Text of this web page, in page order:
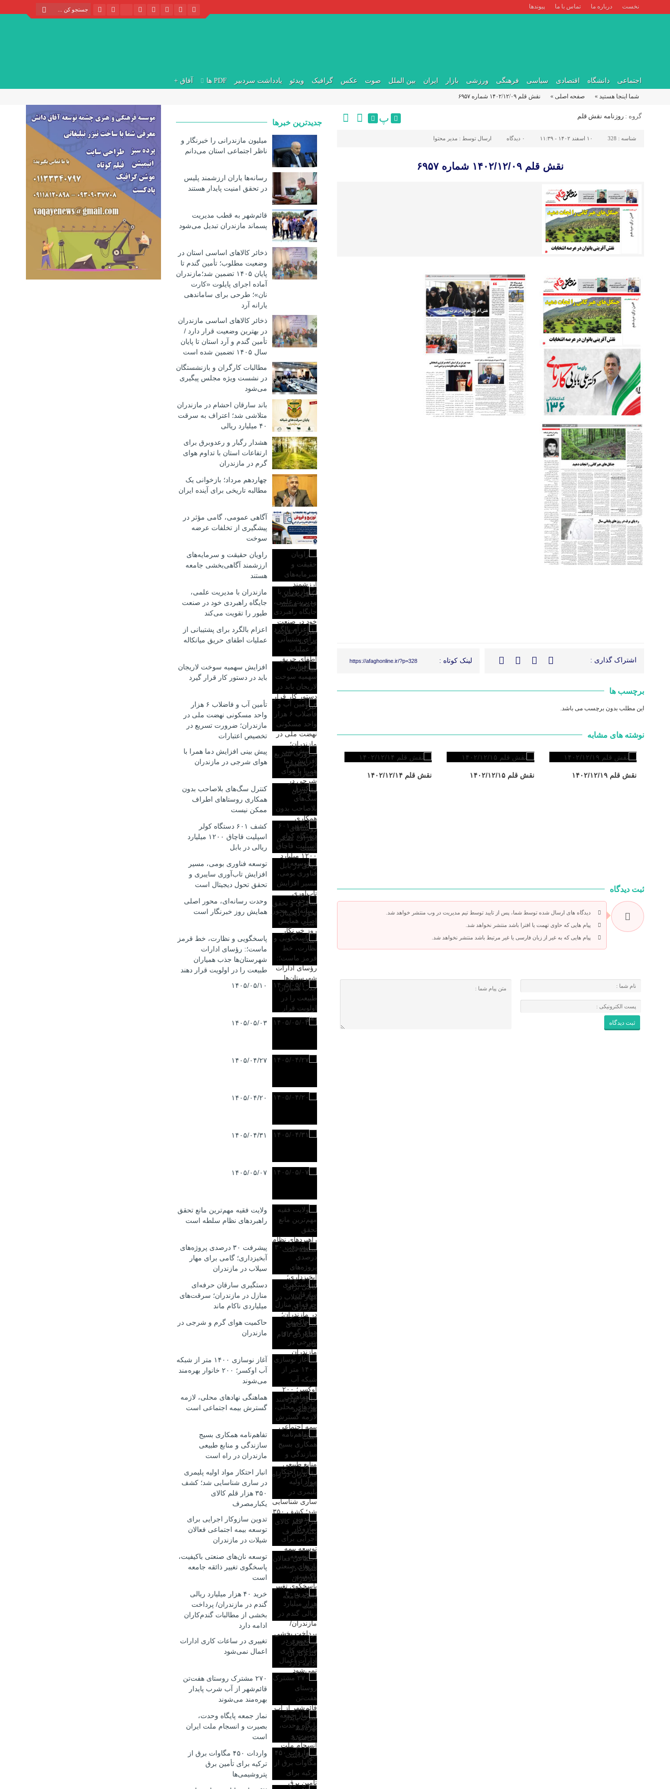
نخست درباره ما تماس با ما پیوندها
اجتماعی دانشگاه اقتصادی سیاسی فرهنگی ورزشی بازار ایران بین الملل صوت عکس گرافیک ویدئو یادداشت سردبیر PDF ها آفاق +
شما اینجا هستید » صفحه اصلی » نقش قلم ۱۴۰۲/۱۲/۰۹ شماره ۶۹۵۷
گروه : روزنامه نقش قلم پ
شناسه : 328 ۱۰ اسفند ۱۴۰۲ - ۱۱:۳۹ ۰ دیدگاه ارسال توسط : مدیر محتوا
نقش قلم ۱۴۰۲/۱۲/۰۹ شماره ۶۹۵۷
اشتراک گذاری : لینک کوتاه : https://afaghonline.ir/?p=328
برچسب ها
این مطلب بدون برچسب می باشد.
نوشته های مشابه
نقش قلم ۱۴۰۲/۱۲/۱۹ نقش قلم ۱۴۰۲/۱۲/۱۵ نقش قلم ۱۴۰۲/۱۲/۱۴
ثبت دیدگاه
دیدگاه های ارسال شده توسط شما، پس از تایید توسط تیم مدیریت در وب منتشر خواهد شد.
پیام هایی که حاوی تهمت یا افترا باشد منتشر نخواهد شد.
پیام هایی که به غیر از زبان فارسی یا غیر مرتبط باشد منتشر نخواهد شد.
جدیدترین خبرها
میلیون مازندرانی را خبرنگار و
ناظر اجتماعی استان می‌دانم
رسانه‌ها یاران ارزشمند پلیس
در تحقق امنیت پایدار هستند
قائم‌شهر به قطب مدیریت
پسماند مازندران تبدیل می‌شود
ذخائر کالاهای اساسی استان در
وضعیت مطلوب؛ تأمین گندم تا
پایان ۱۴۰۵ تضمین شد؛مازندران
آماده اجرای پایلوت «کارت
نان»؛ طرحی برای ساماندهی
یارانه آرد
ذخائر کالاهای اساسی مازندران
در بهترین وضعیت قرار دارد /
تأمین گندم و آرد استان تا پایان
سال ۱۴۰۵ تضمین شده است
مطالبات کارگران و بازنشستگان
در نشست ویژه مجلس پیگیری
می‌شود
باند سارقان احشام در مازندران
متلاشی شد؛ اعتراف به سرقت
۴۰ میلیارد ریالی
هشدار رگبار و رعدوبرق برای
ارتفاعات استان با تداوم هوای
گرم در مازندران
چهاردهم مرداد؛ بازخوانی یک
مطالبه تاریخی برای آینده ایران
آگاهی عمومی، گامی مؤثر در
پیشگیری از تخلفات عرضه
سوخت
راویان حقیقت و سرمایه‌های
ارزشمند آگاهی‌بخشی جامعه
هستند
مازندران با مدیریت علمی،
جایگاه راهبردی خود در صنعت
طیور را تقویت می‌کند
اعزام بالگرد برای پشتیبانی از
عملیات اطفای حریق میانکاله
افزایش سهمیه سوخت لاریجان
باید در دستور کار قرار گیرد
تأمین آب و فاضلاب ۶ هزار
واحد مسکونی نهضت ملی در
مازندران؛ ضرورت تسریع در
تخصیص اعتبارات
پیش بینی افزایش دما همرا با
هوای شرجی در مازندران
کنترل سگ‌های بلاصاحب بدون
همکاری روستاهای اطراف
ممکن نیست
کشف ۶۰۱ دستگاه کولر
اسپلیت قاچاق ۱۲۰۰ میلیارد
ریالی در بابل
توسعه فناوری بومی، مسیر
افزایش تاب‌آوری سایبری و
تحقق تحول دیجیتال است
وحدت رسانه‌ای، محور اصلی
همایش روز خبرنگار است
پاسخگویی و نظارت، خط قرمز
ماست؛: رؤسای ادارات
شهرستان‌ها جذب همیاران
طبیعت را در اولویت قرار دهند
۱۴۰۵/۰۵/۱۰
۱۴۰۵/۰۵/۰۳
۱۴۰۵/۰۴/۲۷
۱۴۰۵/۰۴/۲۰
۱۴۰۵/۰۴/۳۱
۱۴۰۵/۰۵/۰۷
ولایت فقیه مهم‌ترین مانع تحقق
راهبردهای نظام سلطه است
پیشرفت ۳۰ درصدی پروژه‌های
آبخیزداری؛ گامی برای مهار
سیلاب در مازندران
دستگیری سارقان حرفه‌ای
منازل در مازندران؛ سرقت‌های
میلیاردی ناکام ماند
حاکمیت هوای گرم و شرجی در
مازندران
آغاز نوسازی ۱۴۰۰ متر از شبکه
آب اوکسر؛ ۲۰۰ خانوار بهره‌مند
می‌شوند
هماهنگی نهادهای محلی، لازمه
گسترش بیمه اجتماعی است
تفاهم‌نامه همکاری بسیج
سازندگی و منابع طبیعی
مازندران در راه است
انبار احتکار مواد اولیه پلیمری
در ساری شناسایی شد؛ کشف
۳۵۰ هزار قلم کالای
یکبارمصرف
تدوین سازوکار اجرایی برای
توسعه بیمه اجتماعی فعالان
شیلات در مازندران
توسعه نان‌های صنعتی باکیفیت،
پاسخگوی تغییر ذائقه جامعه
است
خرید ۴۰ هزار میلیارد ریالی
گندم در مازندران/ پرداخت
بخشی از مطالبات گندم‌کاران
ادامه دارد
تغییری در ساعات کاری ادارات
اعمال نمی‌شود
۲۷۰ مشترک روستای هفت‌تن
قائم‌شهر از آب شرب پایدار
بهره‌مند می‌شوند
نماز جمعه پایگاه وحدت،
بصیرت و انسجام ملت ایران
است
واردات ۴۵۰ مگاوات برق از
ترکیه برای تأمین برق
پتروشیمی‌ها